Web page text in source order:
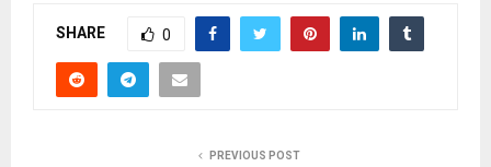
SHARE 0
PREVIOUS POST